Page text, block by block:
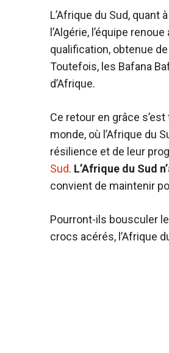
L’Afrique du Sud,
l’Algérie, l’équipe
qualification, obtenue
Toutefois, les Bafana
d’Afrique.
Ce retour en grâce
monde, où l’Afrique du
résilience et de leur
Sud. L’Afrique du Sud
convient de maintenir
Pourront-ils bousculer
crocs acérés, l’Afrique